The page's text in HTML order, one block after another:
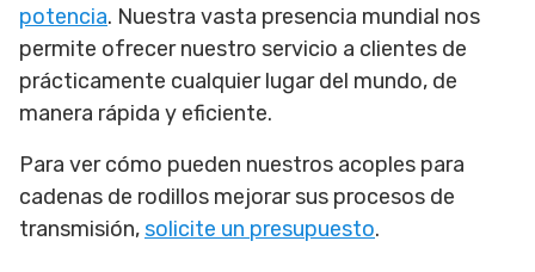
potencia. Nuestra vasta presencia mundial nos
permite ofrecer nuestro servicio a clientes de
prácticamente cualquier lugar del mundo, de
manera rápida y eficiente.
Para ver cómo pueden nuestros acoples para
cadenas de rodillos mejorar sus procesos de
transmisión,solicite un presupuesto.